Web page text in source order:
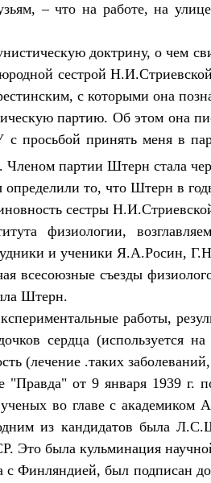
– что на работе, на
доктрину, о чем
сестрой
с которыми она
партию. Об этом она
просьбой принять меня в
. Членом партии Штерн стала
то, что Штерн в
сестры
физиологии,
и ученики Я.А.Росин,
всесоюзные съезды
Штерн.
работы,
сердца (используется
(лечение .таких
от 9 января 1939 г.
во главе с академиком
из кандидатов была
была кульминация
Финляндией, был подписан